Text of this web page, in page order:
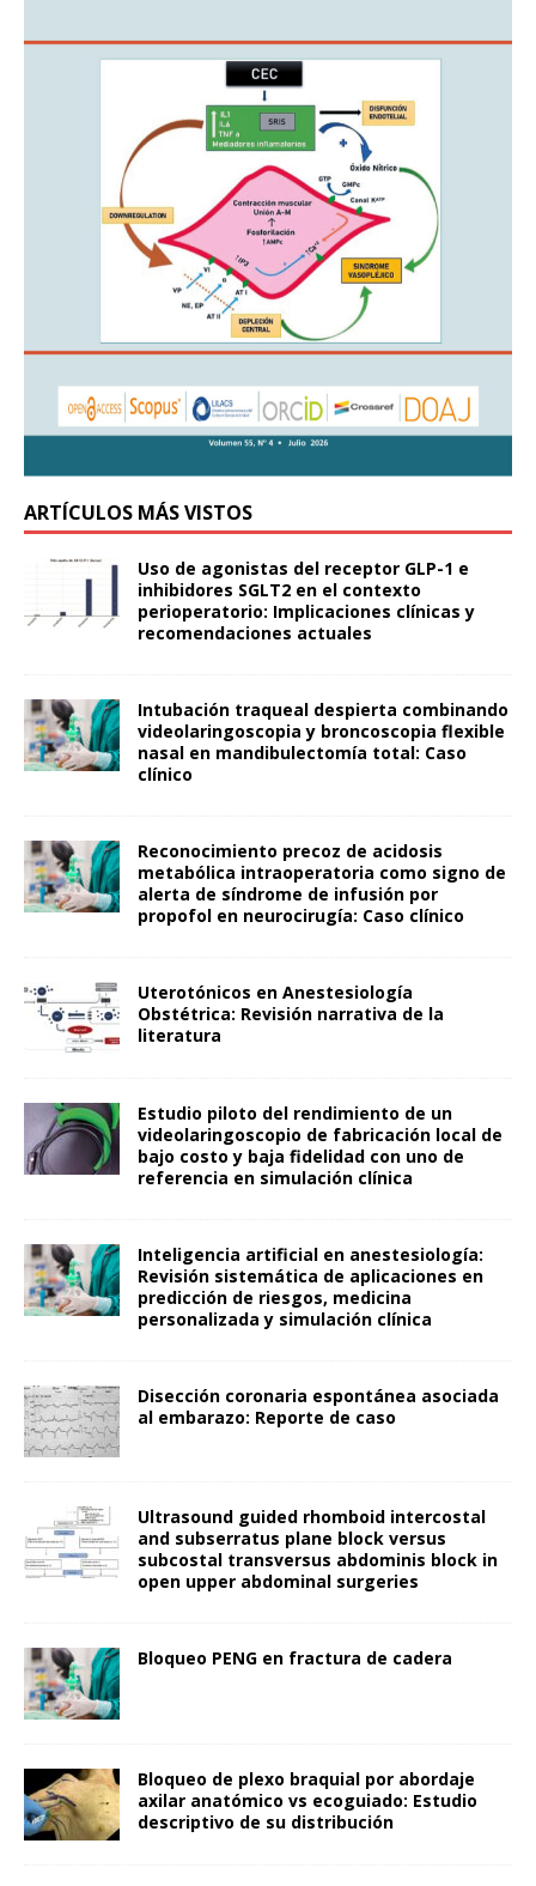
ARTÍCULOS MÁS VISTOS
Uso de agonistas del receptor GLP-1 e
inhibidores SGLT2 en el contexto
perioperatorio: Implicaciones clínicas y
recomendaciones actuales
Intubación traqueal despierta combinando
videolaringoscopia y broncoscopia flexible
nasal en mandibulectomía total: Caso
clínico
Reconocimiento precoz de acidosis
metabólica intraoperatoria como signo de
alerta de síndrome de infusión por
propofol en neurocirugía: Caso clínico
Uterotónicos en Anestesiología
Obstétrica: Revisión narrativa de la
literatura
Estudio piloto del rendimiento de un
videolaringoscopio de fabricación local de
bajo costo y baja fidelidad con uno de
referencia en simulación clínica
Inteligencia artificial en anestesiología:
Revisión sistemática de aplicaciones en
predicción de riesgos, medicina
personalizada y simulación clínica
Disección coronaria espontánea asociada
al embarazo: Reporte de caso
Ultrasound guided rhomboid intercostal
and subserratus plane block versus
subcostal transversus abdominis block in
open upper abdominal surgeries
Bloqueo PENG en fractura de cadera
Bloqueo de plexo braquial por abordaje
axilar anatómico vs ecoguiado: Estudio
descriptivo de su distribución